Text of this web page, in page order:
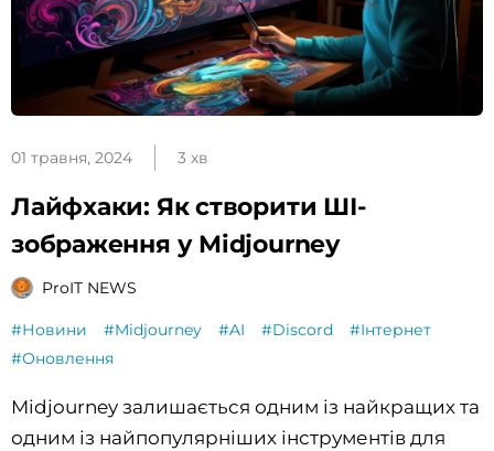
01 травня, 2024 3 хв
Лайфхаки: Як створити ШІ-
зображення у Midjourneу
ProIT NEWS
#Новини #Midjourney #AI #Discord
#Інтернет
#Оновлення
Midjourney залишається одним із найкращих та
одним із найпопулярніших інструментів для